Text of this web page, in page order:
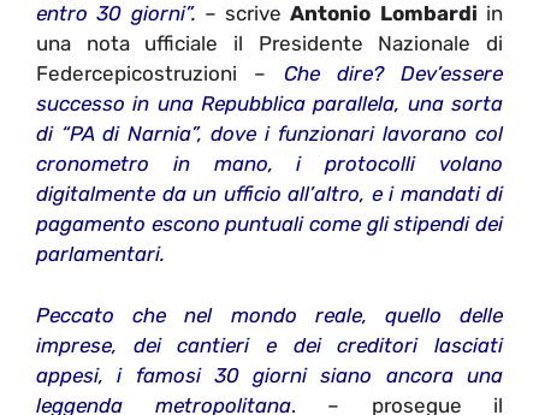
entro 30 giorni”. – scriveAntonio Lombardi in
una nota ufficiale il Presidente Nazionale di
Federcepicostruzioni – Che dire? Dev’essere
successo in una Repubblica parallela, una sorta
di “PA di Narnia”, dove i funzionari lavorano col
cronometro in mano, i protocolli volano
digitalmente da un ufficio all’altro, e i mandati di
pagamento escono puntuali come gli stipendi dei
parlamentari.
Peccato che nel mondo reale, quello delle
imprese, dei cantieri e dei creditori lasciati
appesi, i famosi 30 giorni siano ancora una
leggenda metropolitana. – prosegue il